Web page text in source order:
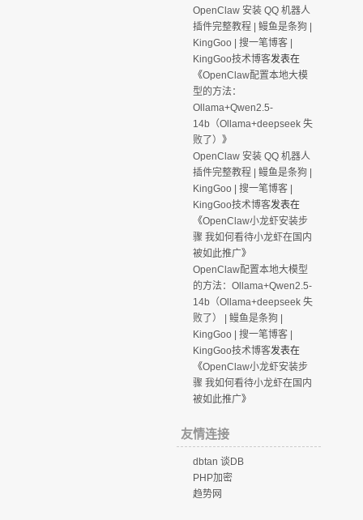
OpenClaw 安装 QQ 机器人
插件完整教程 | 鳗鱼是条狗 |
KingGoo | 搜一笔博客 |
KingGoo技术博客发表在
《OpenClaw配置本地大模
型的方法：
Ollama+Qwen2.5-
14b（Ollama+deepseek 失
败了）
》
OpenClaw 安装 QQ 机器人
插件完整教程 | 鳗鱼是条狗 |
KingGoo | 搜一笔博客 |
KingGoo技术博客发表在
《OpenClaw小龙虾安装步
骤 我如何看待小龙虾在国内
被如此推广》
OpenClaw配置本地大模型
的方法：Ollama+Qwen2.5-
14b（Ollama+deepseek 失
败了） | 鳗鱼是条狗 |
KingGoo | 搜一笔博客 |
KingGoo技术博客发表在
《OpenClaw小龙虾安装步
骤 我如何看待小龙虾在国内
被如此推广》
友情连接
dbtan 谈DB
PHP加密
趋势网